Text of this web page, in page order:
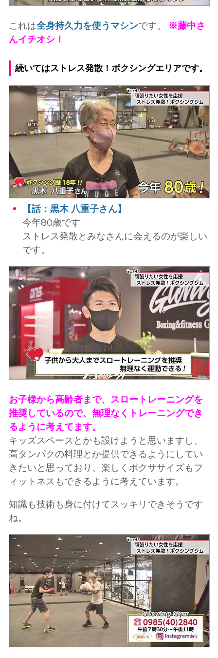
これは全身持久力を使うマシンです。
※藤中さ
んイチオシ！
続いてはストレス発散！ボクシングエリアです。
【話：黒木 八重子さん】
今年80歳です
ストレス発散とみなさんに会えるのが楽しい
です。
お子様から高齢者まで、スロートレーニングを
推奨しているので、無理なくトレーニングでき
るように考えてます。
キッズスペースとかも設けようと思いますし、
高タンパクの料理とか提供できるようにしてい
きたいと思っており、楽しくボクササイズもフ
ィットネスもできるように考えています。
知識も技術も身に付けてスッキリできそうです
ね。